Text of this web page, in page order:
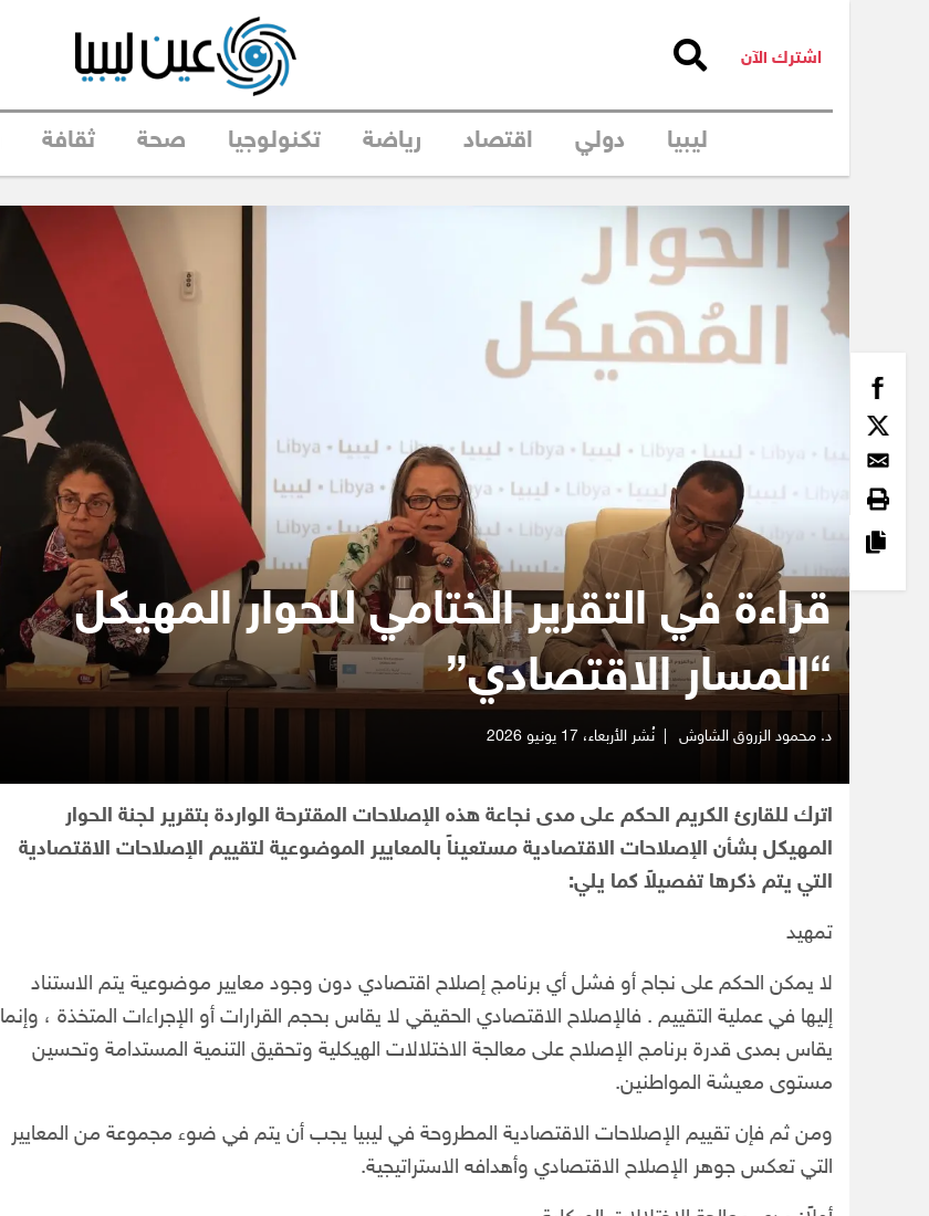
اشترك الآن
ليبيا دولي اقتصاد رياضة تكنولوجيا صحة ثقافة
قراءة في التقرير الختامي للحوار المهيكل
“المسار الاقتصادي”
د. محمود الزروق الشاوش نُشر الأربعاء،
اترك للقارئ الكريم الحكم على مدى نجاعة هذه الإصلاحات المقترحة الواردة بتقرير لجنة الحوار
المهيكل بشأن الإصلاحات الاقتصادية مستعيناً بالمعايير الموضوعية لتقييم الإصلاحات الاقتصادية
التي يتم ذكرها تفصيلاً كما يلي:
تمهيد
لا يمكن الحكم على نجاح أو فشل أي برنامج إصلاح اقتصادي دون وجود معايير موضوعية يتم الاستناد
إليها في عملية التقييم . فالإصلاح الاقتصادي الحقيقي لا يقاس بحجم القرارات أو الإجراءات المتخذة ، وإنما
يقاس بمدى قدرة برنامج الإصلاح على معالجة الاختلالات الهيكلية وتحقيق التنمية المستدامة وتحسين
مستوى معيشة المواطنين.
ومن ثم فإن تقييم الإصلاحات الاقتصادية المطروحة في ليبيا يجب أن يتم في ضوء مجموعة من المعايير
التي تعكس جوهر الإصلاح الاقتصادي وأهدافه الاستراتيجية.